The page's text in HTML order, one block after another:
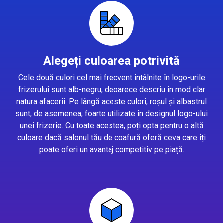
Alegeți culoarea potrivită
Cele două culori cel mai frecvent întâlnite în logo-urile
frizerului sunt alb-negru, deoarece descriu în mod clar
natura afacerii. Pe lângă aceste culori, roșul și albastrul
sunt, de asemenea, foarte utilizate în designul logo-ului
unei frizerie. Cu toate acestea, poți opta pentru o altă
culoare dacă salonul tău de coafură oferă ceva care îți
poate oferi un avantaj competitiv pe piață.